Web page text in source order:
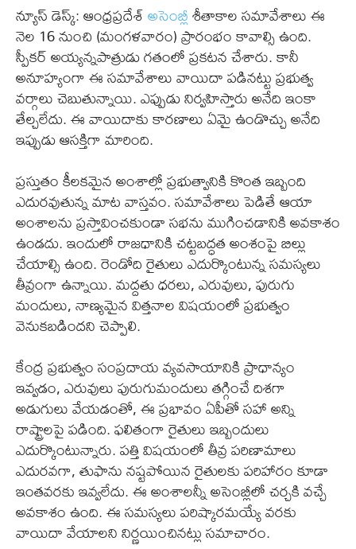
న్యూస్ డెస్క్: ఆంధ్రప్రదేశ్అసెంబ్లీశీతాకాల సమావేశాలు ఈ
నెల 16 నుంచి (మంగళవారం) ప్రారంభం కావాల్సి ఉంది.
స్పీకర్ అయ్యన్నపాత్రుడు గతంలో ప్రకటన చేశారు. కానీ
అనూహ్యంగా ఈ సమావేశాలు వాయిదా పడినట్టు ప్రభుత్వ
వర్గాలు చెబుతున్నాయి. ఎప్పుడు నిర్వహిస్తారు అనేది ఇంకా
తేల్చలేదు. ఈ వాయిదాకు కారణాలు ఏమై ఉండొచ్చు అనేది
ఇప్పుడు ఆసక్తిగా మారింది.
ప్రస్తుతం కీలకమైన అంశాల్లో ప్రభుత్వానికి కొంత ఇబ్బంది
ఎదురవుతున్న మాట వాస్తవం. సమావేశాలు పెడితే ఆయా
అంశాలను ప్రస్తావించకుండా సభను ముగించడానికి అవకాశం
ఉండదు. ఇందులో రాజధానికి చట్టబద్ధత అంశంపై బిల్లు
చేయాల్సి ఉంది. రెండోది రైతులు ఎదుర్కొంటున్న సమస్యలు
తీవ్రంగా ఉన్నాయి. మద్దతు ధరలు, ఎరువులు, పురుగు
మందులు, నాణ్యమైన విత్తనాల విషయంలో ప్రభుత్వం
వెనుకబడిందని చెప్పాలి.
కేంద్ర ప్రభుత్వం సంప్రదాయ వ్యవసాయానికి ప్రాధాన్యం
ఇవ్వడం, ఎరువులు పురుగుమందులు తగ్గించే దిశగా
అడుగులు వేయడంతో, ఈ ప్రభావం ఏపీతో సహా అన్ని
రాష్ట్రాలపై పడింది. ఫలితంగా రైతులు ఇబ్బందులు
ఎదుర్కొంటున్నారు. పత్తి విషయంలో తీవ్ర పరిణామాలు
ఎదురవగా, తుఫాను నష్టపోయిన రైతులకు పరిహారం కూడా
ఇంతవరకు ఇవ్వలేదు. ఈ అంశాలన్నీ అసెంబ్లీలో చర్చకి వచ్చే
అవకాశం ఉంది. ఈ సమస్యలు పరిష్కారమయ్యే వరకు
వాయిదా వేయాలని నిర్ణయించినట్లు సమాచారం.